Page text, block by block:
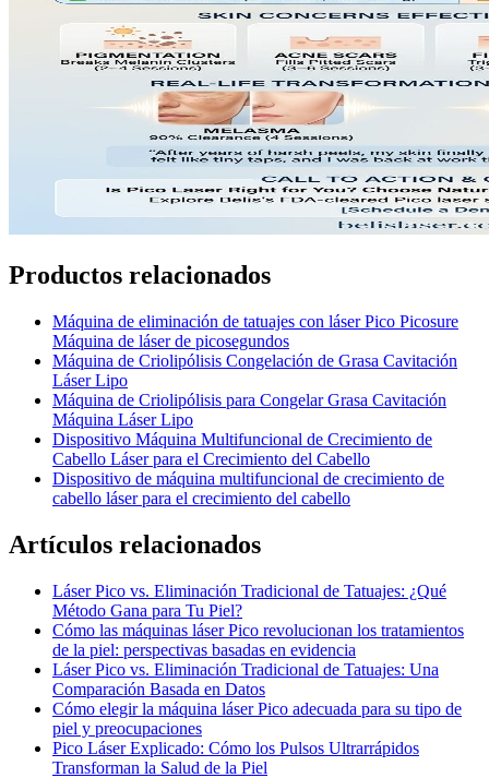
Productos relacionados
Máquina de eliminación de tatuajes con láser Pico Picosure
Máquina de láser de picosegundos
Máquina de Criolipólisis Congelación de Grasa Cavitación
Láser Lipo
Máquina de Criolipólisis para Congelar Grasa Cavitación
Máquina Láser Lipo
Dispositivo Máquina Multifuncional de Crecimiento de
Cabello Láser para el Crecimiento del Cabello
Dispositivo de máquina multifuncional de crecimiento de
cabello láser para el crecimiento del cabello
Artículos relacionados
Láser Pico vs. Eliminación Tradicional de Tatuajes: ¿Qué
Método Gana para Tu Piel?
Cómo las máquinas láser Pico revolucionan los tratamientos
de la piel: perspectivas basadas en evidencia
Láser Pico vs. Eliminación Tradicional de Tatuajes: Una
Comparación Basada en Datos
Cómo elegir la máquina láser Pico adecuada para su tipo de
piel y preocupaciones
Pico Láser Explicado: Cómo los Pulsos Ultrarrápidos
Transforman la Salud de la Piel